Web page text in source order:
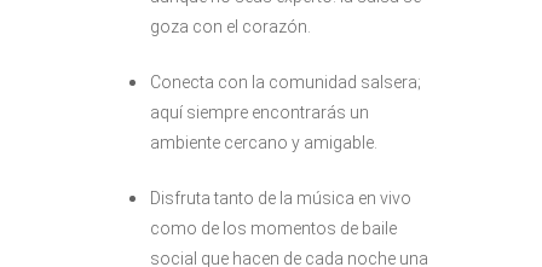
goza con el corazón.
Conecta con la comunidad salsera;
aquí siempre encontrarás un
ambiente cercano y amigable.
Disfruta tanto de la música en vivo
como de los momentos de baile
social que hacen de cada noche una